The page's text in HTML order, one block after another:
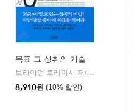
목표 그 성취의 기술
8,910원 (10% 할인)